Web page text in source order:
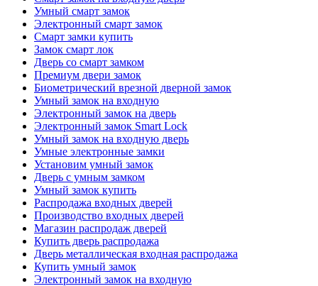
Умный смарт замок
Электронный смарт замок
Смарт замки купить
Замок смарт лок
Дверь со смарт замком
Премиум двери замок
Биометрический врезной дверной замок
Умный замок на входную
Электронный замок на дверь
Электронный замок Smart Lock
Умный замок на входную дверь
Умные электронные замки
Установим умный замок
Дверь с умным замком
Умный замок купить
Распродажа входных дверей
Производство входных дверей
Магазин распродаж дверей
Купить дверь распродажа
Дверь металлическая входная распродажа
Купить умный замок
Электронный замок на входную